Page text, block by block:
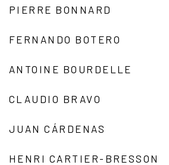
PIERRE BONNARD
FERNANDO BOTERO
ANTOINE BOURDELLE
CLAUDIO BRAVO
JUAN CÁRDENAS
HENRI CARTIER-BRESSON